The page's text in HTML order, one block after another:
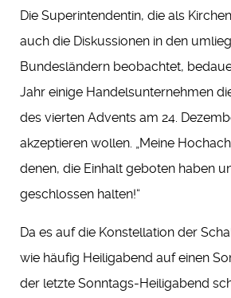
Die Superintendentin, die als
auch die Diskussionen in den
Bundesländern beobachtet,
Jahr einige Handelsunternehmen
des vierten Advents am 24.
akzeptieren wollen. „Meine
denen, die Einhalt geboten haben
geschlossen halten!“
Da es auf die Konstellation der
wie häufig Heiligabend auf einen
der letzte Sonntags-Heiligabend